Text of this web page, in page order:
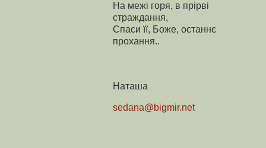
На межі горя, в прірві
страждання,
Спаси її, Боже, останнє
прохання..
Наташа
sedana@bigmir.net